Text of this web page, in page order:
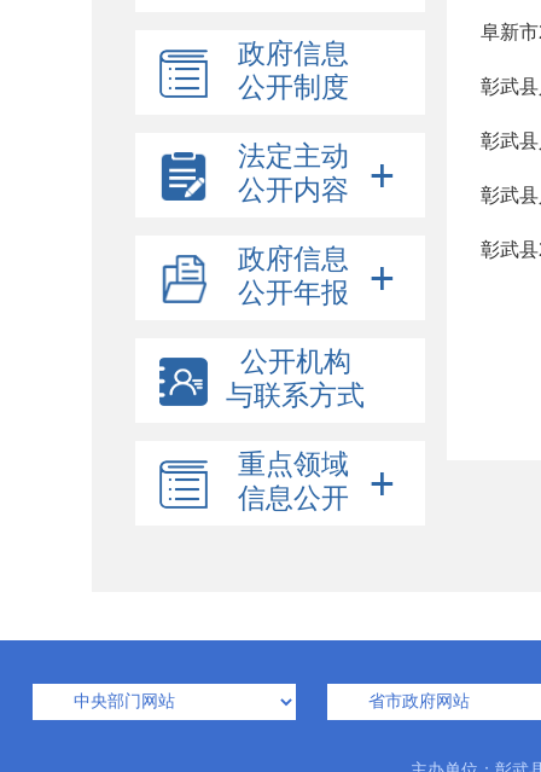
政府信息
公开制度
法定主动
公开内容
政府信息
公开年报
公开机构
与联系方式
重点领域
信息公开
阜新
彰武